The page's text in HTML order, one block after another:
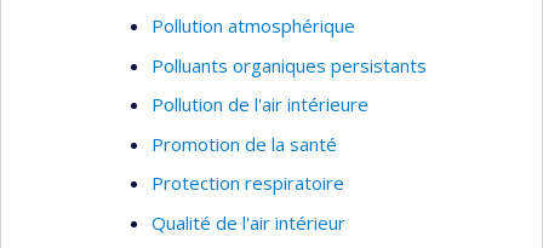
Pollution atmosphérique
Polluants organiques persistants
Pollution de l'air intérieure
Promotion de la santé
Protection respiratoire
Qualité de l'air intérieur